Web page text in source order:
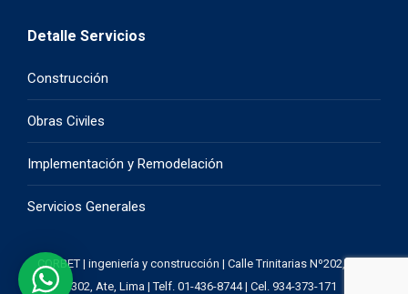
Detalle Servicios
Construcción
Obras Civiles
Implementación y Remodelación
Servicios Generales
CORBET | ingeniería y construcción | Calle Trinitarias Nº202, Ofic.
302, Ate, Lima | Telf. 01-436-8744 | Cel. 934-373-171